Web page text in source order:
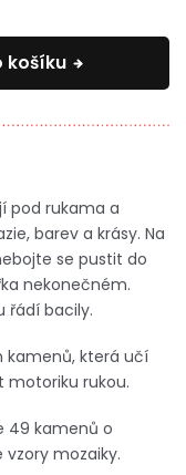
košíku
pod rukama a
barev a krásy. Na
se pustit do
nekonečném.
řádí bacily.
kamenů, která učí
rukou.
49 kamenů o
mozaiky.